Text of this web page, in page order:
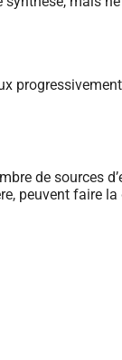
de sources
peuvent faire la